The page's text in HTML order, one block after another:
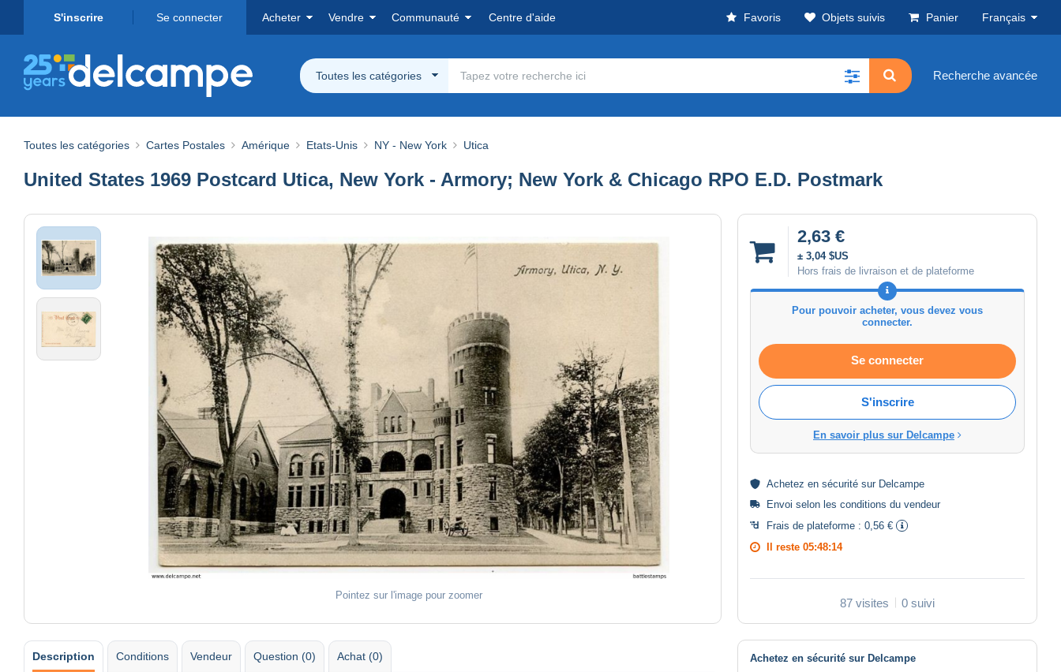
S'inscrire Se connecter Acheter Vendre Communauté Centre d'aide Favoris Objets suivis Panier Français
Toutes les catégories Recherche avancée
Toutes les catégories Cartes Postales Amérique Etats-Unis NY - New York Utica
United States 1969 Postcard Utica, New York - Armory; New York & Chicago RPO E.D. Postmark
Pointez sur l'image pour zoomer
2,63 €
± 3,04 $US
Hors frais de livraison et de plateforme
Pour pouvoir acheter, vous devez vous
connecter.
Se connecter
S'inscrire
En savoir plus sur Delcampe
Achetez en sécurité sur Delcampe
Envoi selon les conditions du vendeur
Frais de plateforme : 0,56 €
Il reste 05:48:14
87 visites 0 suivi
Description Conditions Vendeur Question (0) Achat (0)
Achetez en sécurité sur Delcampe